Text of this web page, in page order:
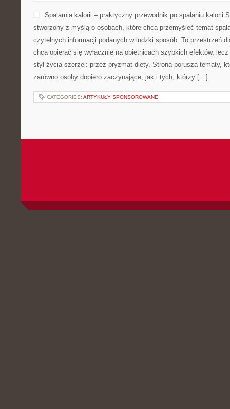
Spalarnia kalorii – praktyczny przewodnik po spalaniu kalorii
stworzony z myślą o osobach, które chcą przemyśleć temat
czytelnych informacji podanych w ludzki sposób. To przestrzeń
chcą opierać się wyłącznie na obietnicach szybkich efektów,
styl życia szerzej: przez pryzmat diety. Strona porusza tematy,
zarówno osoby dopiero zaczynające, jak i tych, którzy […]
CATEGORIES: ARTYKUŁY SPONSOROWANE